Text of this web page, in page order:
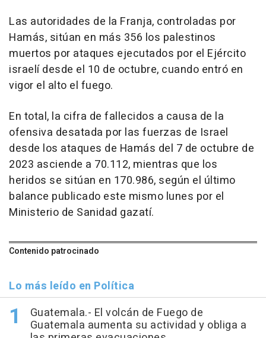
Las autoridades de la Franja, controladas por
Hamás, sitúan en más 356 los palestinos
muertos por ataques ejecutados por el Ejército
israelí desde el 10 de octubre, cuando entró en
vigor el alto el fuego.
En total, la cifra de fallecidos a causa de la
ofensiva desatada por las fuerzas de Israel
desde los ataques de Hamás del 7 de octubre de
2023 asciende a 70.112, mientras que los
heridos se sitúan en 170.986, según el último
balance publicado este mismo lunes por el
Ministerio de Sanidad gazatí.
Contenido patrocinado
Lo más leído en Política
Guatemala.- El volcán de Fuego de
Guatemala aumenta su actividad y obliga a